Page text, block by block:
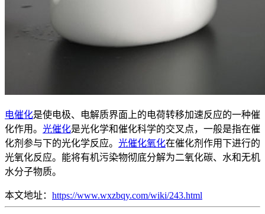
电催化是使电极、电解质界面上的电荷转移加速反应的一种催
化作用。 光催化是光化学和催化科学的交叉点，一般是指在催
化剂参与下的光化学反应。 光催化氧化在催化剂作用下进行的
光氧化反应。能将有机污染物彻底分解为二氧化碳、水和无机
水分子物质。
本文地址： https://www.wxzbqy.com/wiki/243.html